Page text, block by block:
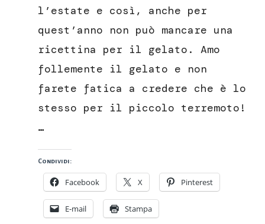
casa
l’estate e così, anche per
quest’anno non può mancare una
ricettina per il gelato. Amo
follemente il gelato e non
farete fatica a credere che è lo
stesso per il piccolo terremoto!
…
Condividi:
Facebook X Pinterest
E-mail Stampa